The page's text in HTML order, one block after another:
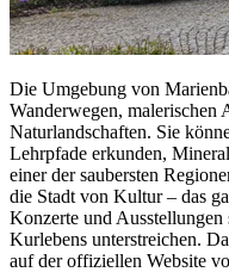
Die Umgebung von
Wanderwegen, malerischen
Naturlandschaften. Sie
Lehrpfade erkunden,
einer der saubersten
die Stadt von Kultur – das
Konzerte und Ausstellungen
Kurlebens unterstreichen.
auf der offiziellen Website